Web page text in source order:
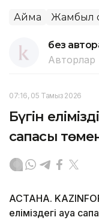
Аймақ Жамбыл
без
Авторлар
07:16, 05 Тамыз 2026
Бүгін
сапасы
АСТАНА.
еліміздегі ауа